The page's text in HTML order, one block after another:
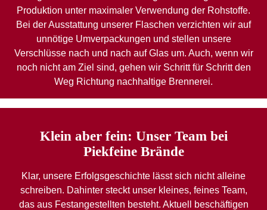
Produktion unter maximaler Verwendung der Rohstoffe.
Bei der Ausstattung unserer Flaschen verzichten wir auf
unnötige Umverpackungen und stellen unsere
Verschlüsse nach und nach auf Glas um. Auch, wenn wir
noch nicht am Ziel sind, gehen wir Schritt für Schritt den
Weg Richtung nachhaltige Brennerei.
Klein aber fein: Unser Team bei
Piekfeine Brände
Klar, unsere Erfolgsgeschichte lässt sich nicht alleine
schreiben. Dahinter steckt unser kleines, feines Team,
das aus Festangestellten besteht. Aktuell beschäftigen